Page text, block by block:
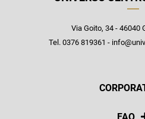
Via Goito, 34 - 46040
Tel. 0376 819361 -
Chi